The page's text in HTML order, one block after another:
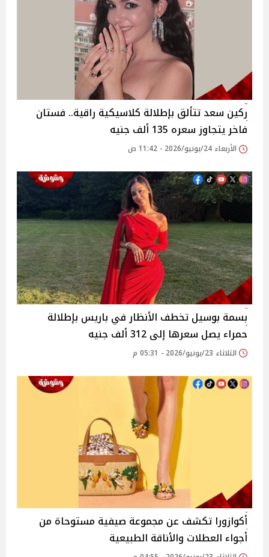
ركين سعد تتألق بإطلالة كلاسيكية راقية.. فستان
فاخر يتجاوز سعره 135 ألف جنيه
الأربعاء 24/يونيو/2026 - 11:42 ص
بسمة بوسيل تخطف الأنظار في باريس بإطلالة
حمراء يصل سعرها إلى 312 ألف جنيه
الثلاثاء 23/يونيو/2026 - 05:31 م
أكوازورا تكشف عن مجموعة صيفية مستوحاة من
أجواء العطلات والأناقة الطبيعية